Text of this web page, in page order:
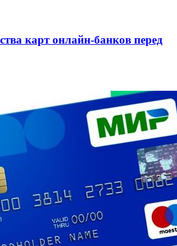
карт онлайн-банков перед